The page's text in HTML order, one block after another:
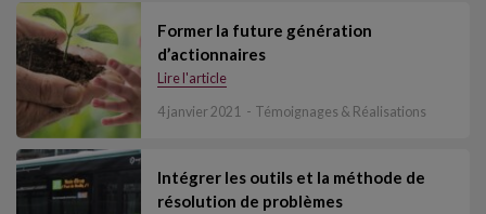
Former la future génération
d’actionnaires
Lire l'article
4 janvier 2021 Témoignages & Réalisations
Intégrer les outils et la méthode de
résolution de problèmes